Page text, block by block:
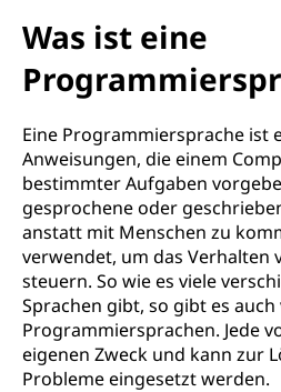
Was ist eine
Eine Programmiersprache ist
Anweisungen, die einem
bestimmter Aufgaben
gesprochene oder
anstatt mit Menschen zu
verwendet, um das Verhalten
steuern. So wie es viele
Sprachen gibt, so gibt es
Programmiersprachen. Jede
eigenen Zweck und kann zur
Probleme eingesetzt